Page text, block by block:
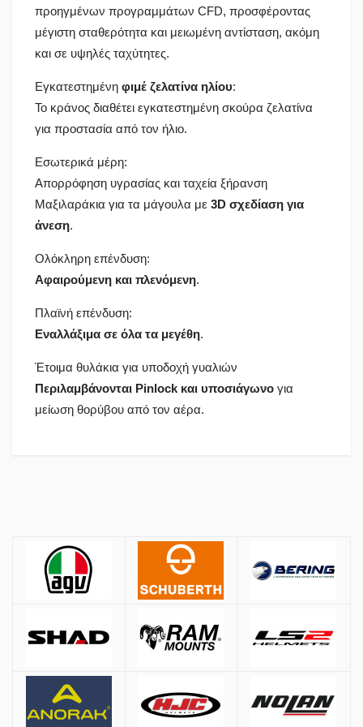
προηγμένων προγραμμάτων CFD, προσφέροντας
μέγιστη σταθερότητα και μειωμένη αντίσταση, ακόμη
και σε υψηλές ταχύτητες.
Εγκατεστημένη φιμέ ζελατίνα ηλίου:
Το κράνος διαθέτει εγκατεστημένη σκούρα ζελατίνα
για προστασία από τον ήλιο.
Εσωτερικά μέρη:
Απορρόφηση υγρασίας και ταχεία ξήρανση
Μαξιλαράκια για τα μάγουλα με 3D σχεδίαση για
άνεση.
Ολόκληρη επένδυση:
Αφαιρούμενη και πλενόμενη.
Πλαϊνή επένδυση:
Εναλλάξιμα σε όλα τα μεγέθη.
Έτοιμα θυλάκια για υποδοχή γυαλιών
Περιλαμβάνονται Pinlock και υποσιάγωνο για
μείωση θορύβου από τον αέρα.
ΚΡΑΝΗ
Μέγεθος Μέτρηση περιφέρειας κεφαλιού
Αποστολές
Όλες οι αποστολές πραγματοποιούνται μέσω και
Αθήνα:2.90€
Αντικαταβολή: +
1.50€